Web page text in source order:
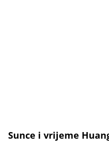
Sunce i vrijeme